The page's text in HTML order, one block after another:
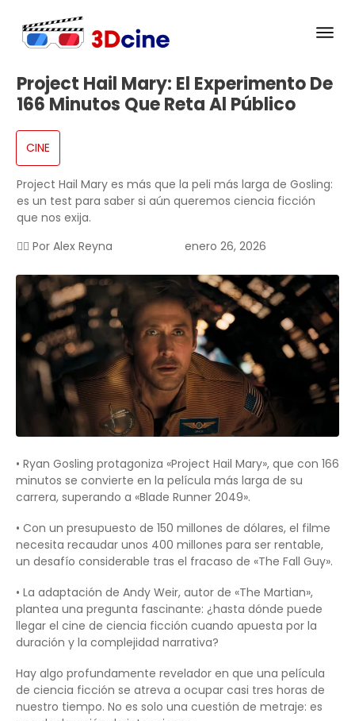
Project Hail Mary: El Experimento De
166 Minutos Que Reta Al Público
CINE
Project Hail Mary es más que la peli más larga de Gosling:
es un test para saber si aún queremos ciencia ficción
que nos exija.
✍🏻 Por Alex Reyna enero 26, 2026
• Ryan Gosling protagoniza «Project Hail Mary», que con 166
minutos se convierte en la película más larga de su
carrera, superando a «Blade Runner 2049».
• Con un presupuesto de 150 millones de dólares, el filme
necesita recaudar unos 400 millones para ser rentable,
un desafío considerable tras el fracaso de «The Fall Guy».
• La adaptación de Andy Weir, autor de «The Martian»,
plantea una pregunta fascinante: ¿hasta dónde puede
llegar el cine de ciencia ficción cuando apuesta por la
duración y la complejidad narrativa?
Hay algo profundamente revelador en que una película
de ciencia ficción se atreva a ocupar casi tres horas de
nuestro tiempo. No es solo una cuestión de metraje: es